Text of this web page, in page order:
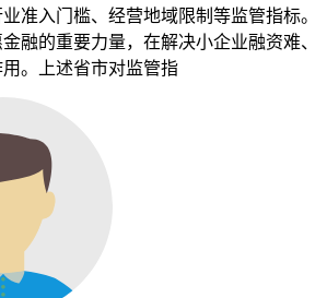
准入门槛、经营地域限制等监管指标。
融的重要力量，在解决小企业融资难、
。上述省市对监管指